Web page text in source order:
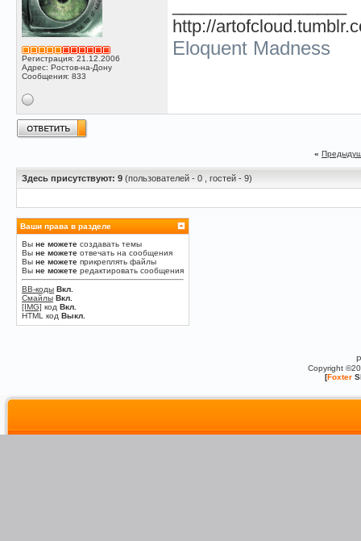
Регистрация: 21.12.2006
Адрес: Ростов-на-Дону
Сообщения: 833
http://
Eloquent Madness
«
Здесь присутствуют: 9 (пользователей - 0 , гостей - 9)
Ваши права в разделе
Вы не можете создавать темы
Вы не можете отвечать на сообщения
Вы не можете прикреплять файлы
Вы не можете редактировать сообщения
BB-коды Вкл.
Смайлы Вкл.
[IMG] код Вкл.
HTML код Выкл.
Copyright
[Foxter